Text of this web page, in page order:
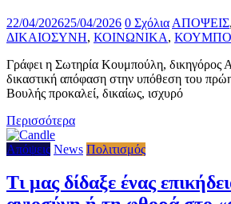
22/04/202625/04/2026 0 Σχόλια ΑΠΟΨΕΙΣ,
ΔΙΚΑΙΟΣΥΝΗ, ΚΟΙΝΩΝΙΚΑ,
Γράφει η Σωτηρία Κουμπούλη,
δικαστική απόφαση στην υπόθεση του
Βουλής προκαλεί, δικαίως, ισχυρό
Περισσότερα
Απόψεις News Πολιτισμός
Τι μας δίδαξε ένας